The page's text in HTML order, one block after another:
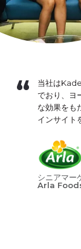
ける当
当社は
でおり、ヨ
な効果をも
インサイト
シニアマー
Arla Foods